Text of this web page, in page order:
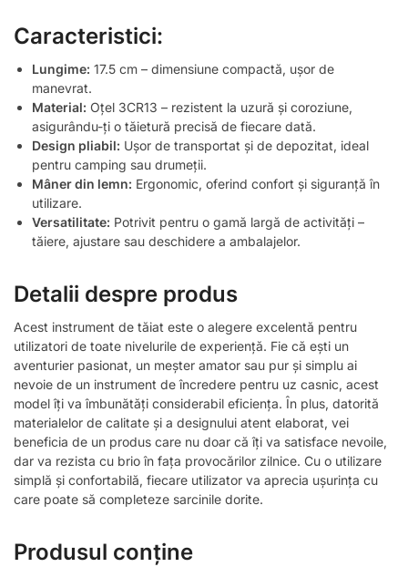
Caracteristici:
Lungime: 17.5 cm – dimensiune compactă, ușor de
manevrat.
Material: Oțel 3CR13 – rezistent la uzură și coroziune,
asigurându-ți o tăietură precisă de fiecare dată.
Design pliabil: Ușor de transportat și de depozitat, ideal
pentru camping sau drumeții.
Mâner din lemn: Ergonomic, oferind confort și siguranță în
utilizare.
Versatilitate: Potrivit pentru o gamă largă de activități –
tăiere, ajustare sau deschidere a ambalajelor.
Detalii despre produs
Acest instrument de tăiat este o alegere excelentă pentru
utilizatori de toate nivelurile de experiență. Fie că ești un
aventurier pasionat, un meșter amator sau pur și simplu ai
nevoie de un instrument de încredere pentru uz casnic, acest
model îți va îmbunătăți considerabil eficiența. În plus, datorită
materialelor de calitate și a designului atent elaborat, vei
beneficia de un produs care nu doar că îți va satisface nevoile,
dar va rezista cu brio în fața provocărilor zilnice. Cu o utilizare
simplă și confortabilă, fiecare utilizator va aprecia ușurința cu
care poate să completeze sarcinile dorite.
Produsul conține